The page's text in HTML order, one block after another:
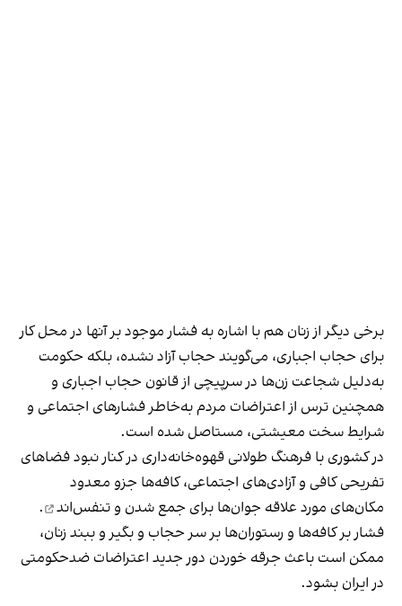
برخی دیگر از زنان هم با اشاره به فشار موجود بر آنها در محل کار
برای حجاب اجباری، می‌گویند حجاب آزاد نشده، بلکه حکومت
به‌دلیل شجاعت زن‌ها در سرپیچی از قانون حجاب اجباری و
همچنین ترس از اعتراضات مردم به‌خاطر فشارهای اجتماعی و
شرایط سخت معیشتی، مستاصل شده است.
در کشوری با فرهنگ طولانی قهوه‌‌خانه‌داری در کنار نبود فضاهای
تفریحی کافی و آزادی‌های اجتماعی، کافه‌ها جزو معدود
مکان‌های مورد علاقه جوان‌ها برای جمع شدن و تنفس‌اند
.
فشار بر کافه‌ها و رستوران‌ها بر سر حجاب و بگیر و ببند زنان،
ممکن است باعث جرقه خوردن دور جدید اعتراضات ضدحکومتی
در ایران بشود.